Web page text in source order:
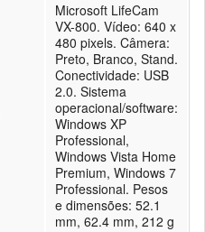
Microsoft LifeCam
VX-800. Vídeo: 640 x
480 pixels. Câmera:
Preto, Branco, Stand.
Conectividade: USB
2.0. Sistema
operacional/software:
Windows XP
Professional,
Windows Vista Home
Premium, Windows 7
Professional. Pesos
e dimensões: 52.1
mm, 62.4 mm, 212 g